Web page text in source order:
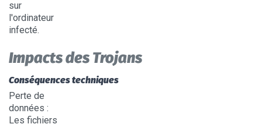
sur
l'ordinateur
infecté.
Impacts des Trojans
Conséquences techniques
Perte de
données :
Les fichiers